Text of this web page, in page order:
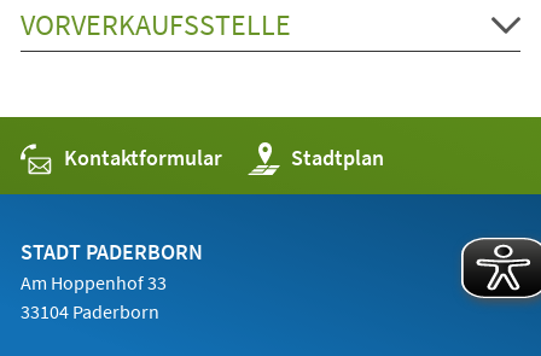
VORVERKAUFSSTELLE
Kontaktformular Stadtplan
(Öffnet
in
einem
STADT PADERBORN
Am Hoppenhof 33
33104 Paderborn